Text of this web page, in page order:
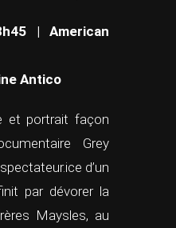
| American
Antico
et portrait façon
Grey
d’un
par dévorer la
Maysles, au